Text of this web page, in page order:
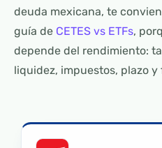
deuda mexicana, te
guía de CETES vs ETFs,
depende del rendimiento:
liquidez, impuestos, plazo